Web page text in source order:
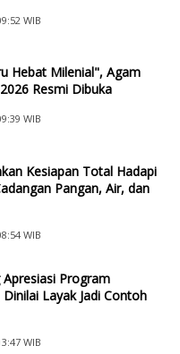
WIB
Hebat Milenial", Agam
Resmi Dibuka
WIB
Kesiapan Total Hadapi
Pangan, Air, dan
WIB
Program
Layak Jadi Contoh
WIB